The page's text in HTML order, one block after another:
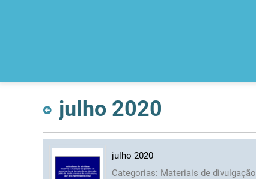
julho 2020
julho 2020
Categorias: Materiais de divulgação